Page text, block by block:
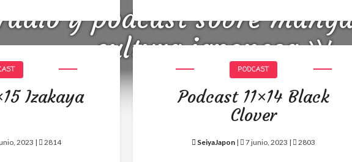
y podcast sobre
cultura japonesa ツ
Izakaya
2023 | 2814
PODCAST
Podcast 11×14 Black
Clover
SeiyaJapon | 7 junio, 2023 | 2803